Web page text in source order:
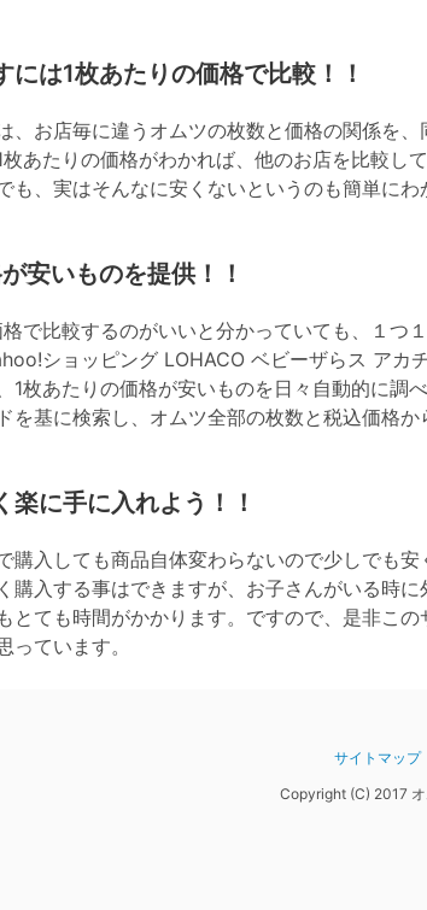
には1枚あたりの価格で比較！！
、お店毎に違うオムツの枚数と価格の関係を
あたりの価格がわかれば、他のお店を比較
も、実はそんなに安くないというのも簡単にわ
安いものを提供！！
で比較するのがいいと分かっていても、１
ショッピング LOHACO ベビーザらス ア
1枚あたりの価格が安いものを日々自動的に
を基に検索し、オムツ全部の枚数と税込価格か
楽に手に入れよう！！
購入しても商品自体変わらないので少しでも
購入する事はできますが、お子さんがいる時
とても時間がかかります。ですので、是非こ
っています。
サイトマップ
Copyright (C) 2017